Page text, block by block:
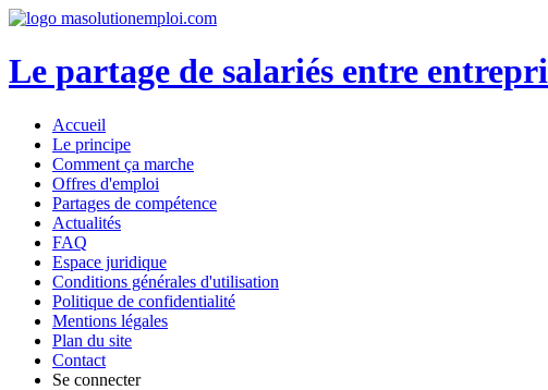
Le partage de salariés entre
Accueil
Le principe
Comment ça marche
Offres d'emploi
Partages de compétence
Actualités
FAQ
Espace juridique
Conditions générales d'utilisation
Politique de confidentialité
Mentions légales
Plan du site
Contact
Se connecter